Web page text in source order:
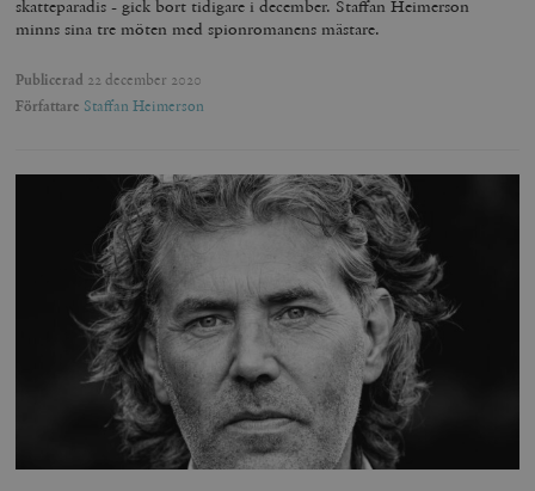
skatteparadis - gick bort tidigare i december. Staffan Heimerson
minns sina tre möten med spionromanens mästare.
Publicerad 22 december 2020
Författare Staffan Heimerson